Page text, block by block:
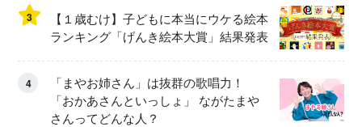
3
【１歳むけ】子どもに本当にウケる絵本
ランキング「げんき絵本大賞」結果発表
4
「まやお姉さん」は抜群の歌唱力！
「おかあさんといっしょ」 ながたまや
さんってどんな人？